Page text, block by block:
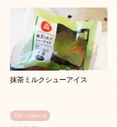
抹茶ミルクシューアイス
100～199kcal